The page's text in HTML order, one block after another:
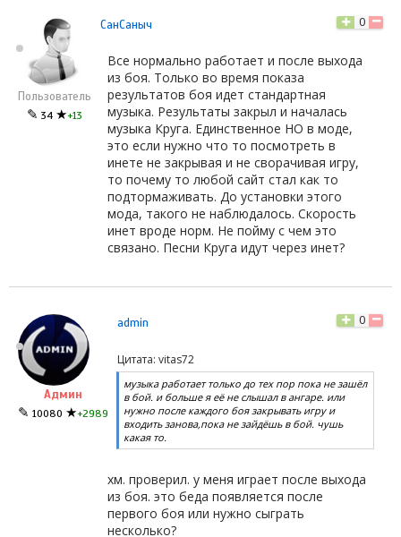
Пользователь
✎ 34 ★+13
СанСаныч 0
Все нормально работает и после выхода
из боя. Только во время показа
результатов боя идет стандартная
музыка. Результаты закрыл и началась
музыка Круга. Единственное НО в моде,
это если нужно что то посмотреть в
инете не закрывая и не сворачивая игру,
то почему то любой сайт стал как то
подтормаживать. До установки этого
мода, такого не наблюдалось. Скорость
инет вроде норм. Не пойму с чем это
связано. Песни Круга идут через инет?
Админ
✎ 10080 ★+2989
admin 0
Цитата: vitas72
музыка работает только до тех пор пока не зашёл
в бой. и больше я её не слышал в ангаре. или
нужно после каждого боя закрывать игру и
входить занова,пока не зайдёшь в бой. чушь
какая то.
хм. проверил. у меня играет после выхода
из боя. это беда появляется после
первого боя или нужно сыграть
несколько?